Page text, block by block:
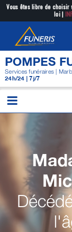
Passer
contenu
Vous êtes libre de choisir
loi |
POMPES
Services funéraires |
24h/24 | 7j/7